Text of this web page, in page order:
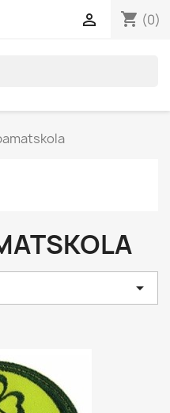
shopping_cart (0)

